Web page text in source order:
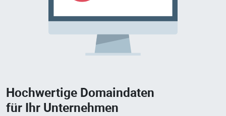
Hochwertige Domaindaten
für Ihr Unternehmen